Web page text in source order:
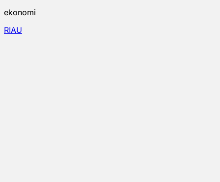
ekonomi
RIAU